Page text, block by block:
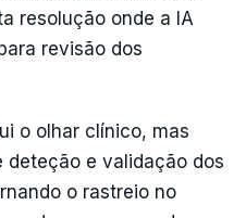
resolução onde a IA
revisão dos
o olhar clínico, mas
deteção e validação dos
o rastreio no